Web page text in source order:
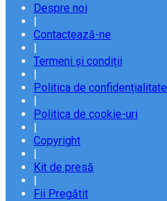
Despre noi
|
Contactează-ne
|
Termeni și condiții
|
Politica de confidențialitate
|
Politica de cookie-uri
|
Copyright
|
Kit de presă
|
Fii Pregătit